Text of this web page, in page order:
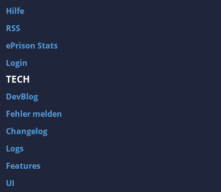
Hilfe
RSS
ePrison Stats
Login
TECH
DevBlog
Fehler melden
Changelog
Logs
Features
UI